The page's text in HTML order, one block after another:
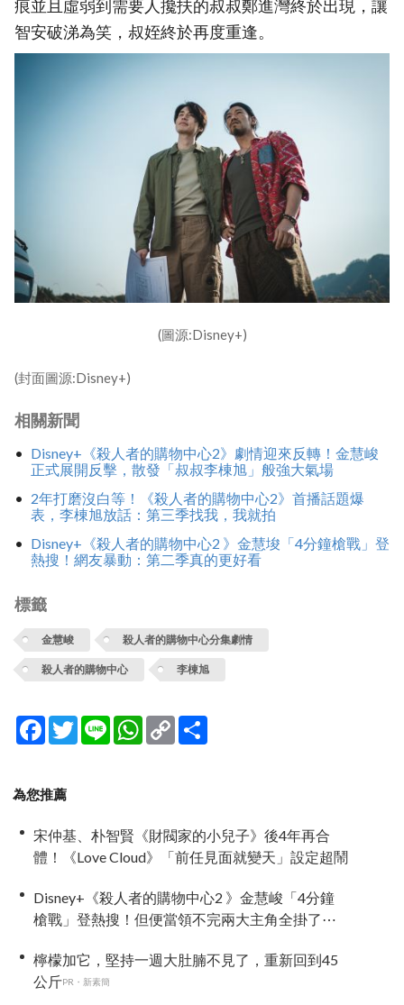
痕並且虛弱到需要人攙扶的叔叔鄭進灣終於出現，讓
智安破涕為笑，叔姪終於再度重逢。
(圖源:Disney+)
(封面圖源:Disney+)
相關新聞
Disney+《殺人者的購物中心2》劇情迎來反轉！金慧峻
正式展開反擊，散發「叔叔李棟旭」般強大氣場
2年打磨沒白等！《殺人者的購物中心2》首播話題爆
表，李棟旭放話：第三季找我，我就拍
Disney+《殺人者的購物中心2 》金慧埈「4分鐘槍戰」登
熱搜！網友暴動：第二季真的更好看
標籤
金慧峻 殺人者的購物中心分集劇情
殺人者的購物中心 李棟旭
Facebook
TwitterLine WhatsApp
Copy
Link
為您推薦
宋仲基、朴智賢《財閥家的小兒子》後4年再合
體！《Love Cloud》「前任見面就變天」設定超鬧
Disney+《殺人者的購物中心2 》金慧峻「4分鐘
槍戰」登熱搜！但便當領不完兩大主角全掛了⋯
檸檬加它，堅持一週大肚腩不見了，重新回到45
公斤PR・新素簡